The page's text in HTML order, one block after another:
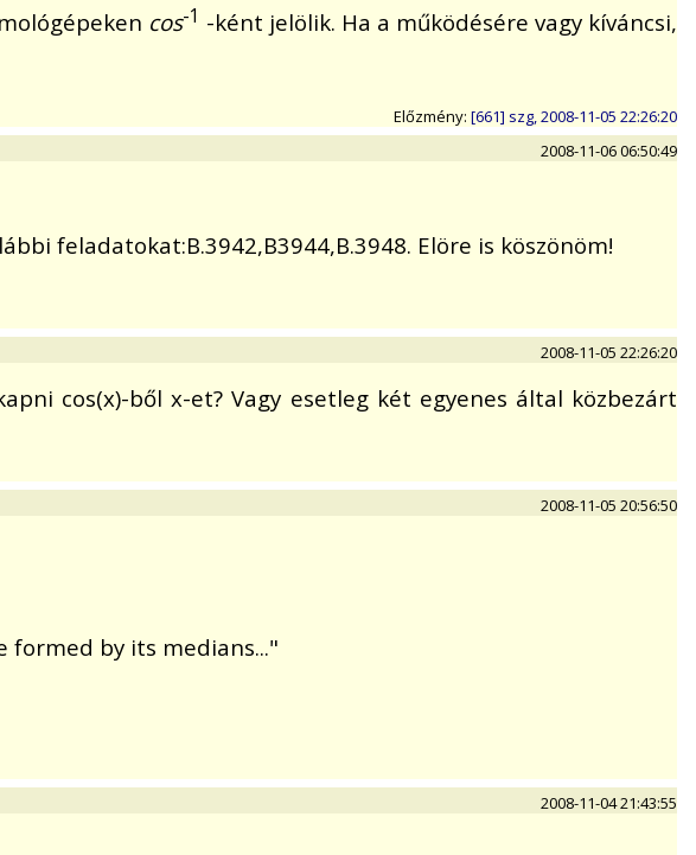
cos-1 -ként jelölik. Ha a működésére vagy kíváncsi,
Előzmény: [661] szg, 2008-11-05 22:26:20
2008-11-06 06:50:49
feladatokat:B.3942,B3944,B.3948. Elöre is köszönöm!
2008-11-05 22:26:20
cos(x)-ből x-et? Vagy esetleg két egyenes által közbezárt
2008-11-05 20:56:50
by its medians..."
2008-11-04 21:43:55